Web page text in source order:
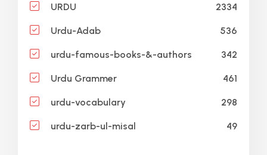
URDU 2334
Urdu-Adab 536
urdu-famous-books-&-authors 342
Urdu Grammer 461
urdu-vocabulary 298
urdu-zarb-ul-misal 49